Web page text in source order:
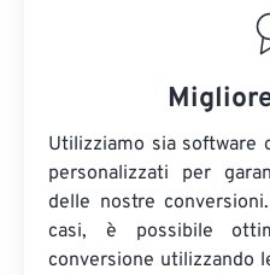
Utilizziamo sia software
personalizzati per
delle nostre
casi, è possibile
conversione utilizzando